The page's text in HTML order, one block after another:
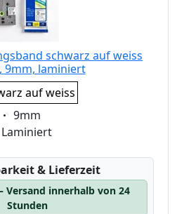
schwarz auf weiss
9mm, laminiert
auf weiss
Eigenschaft:
9mm
Laminiert
& Lieferzeit
Versand innerhalb von 24
Stunden